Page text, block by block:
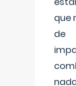
que
de